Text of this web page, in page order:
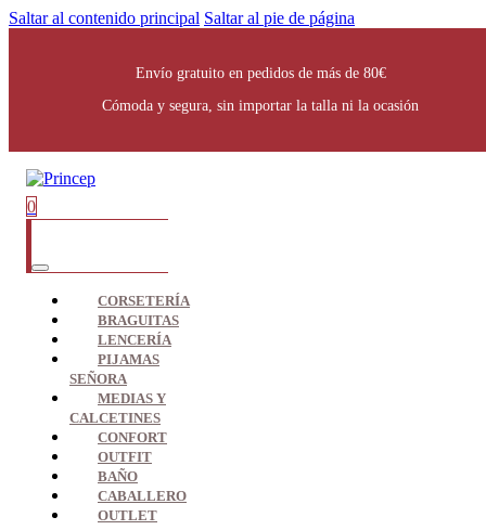
Saltar al contenido principal Saltar al pie de página
Envío gratuito en pedidos de más de 80€
Cómoda y segura, sin importar la talla ni la ocasión
0
CORSETERÍA
BRAGUITAS
LENCERÍA
PIJAMAS
SEÑORA
MEDIAS Y
CALCETINES
CONFORT
OUTFIT
BAÑO
CABALLERO
OUTLET